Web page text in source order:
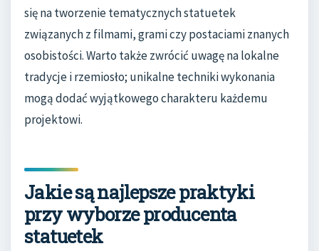
się na tworzenie tematycznych statuetek
związanych z filmami, grami czy postaciami znanych
osobistości. Warto także zwrócić uwagę na lokalne
tradycje i rzemiosło; unikalne techniki wykonania
mogą dodać wyjątkowego charakteru każdemu
projektowi.
Jakie są najlepsze praktyki
przy wyborze producenta
statuetek